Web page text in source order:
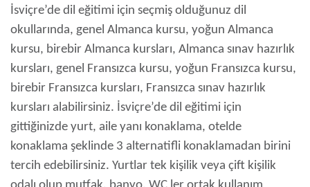
İsviçre’de dil eğitimi için seçmiş olduğunuz dil
okullarında, genel Almanca kursu, yoğun Almanca
kursu, birebir Almanca kursları, Almanca sınav hazırlık
kursları, genel Fransızca kursu, yoğun Fransızca kursu,
birebir Fransızca kursları, Fransızca sınav hazırlık
kursları alabilirsiniz. İsviçre’de dil eğitimi için
gittiğinizde yurt, aile yanı konaklama, otelde
konaklama şeklinde 3 alternatifli konaklamadan birini
tercih edebilirsiniz. Yurtlar tek kişilik veya çift kişilik